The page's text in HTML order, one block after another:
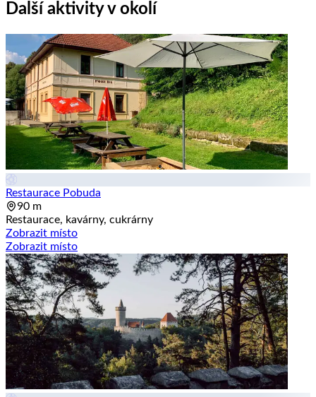
Další aktivity v okolí
Restaurace Pobuda
90 m
Restaurace, kavárny, cukrárny
Zobrazit místo
Zobrazit místo